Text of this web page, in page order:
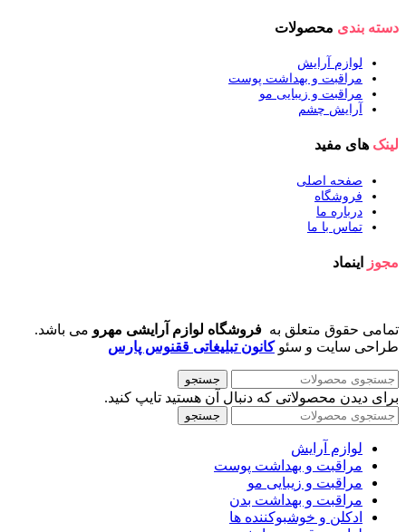
دسته بندی محصولات
لوازم آرایش
مراقبت و بهداشت پوست
مراقبت و زیبایی مو
آرایش چشم
لینک های مفید
صفحه اصلی
فروشگاه
درباره ما
تماس با ما
مجوز اینماد
تمامی حقوق متعلق به فروشگاه لوازم آرایشی مهرو می باشد.
طراحی سایت و سئوکانون تبلیغاتی ققنوس پارس
جستجو
برای دیدن محصولاتی که دنبال آن هستید تایپ کنید.
جستجو
لوازم آرایش
مراقبت و بهداشت پوست
مراقبت و زیبایی مو
مراقبت و بهداشت بدن
ادکلن و خوشبوکننده ها